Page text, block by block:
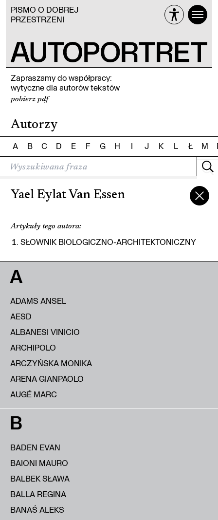
PISMO O DOBREJ
PRZESTRZENI
Zapraszamy do współpracy:
wytyczne dla autorów tekstów
pobierz pdf
Autorzy
A B C D E F G H I J K L Ł M
Yael Eylat Van Essen
Artykuły tego autora:
SŁOWNIK BIOLOGICZNO-ARCHITEKTONICZNY
A
ADAMS ANSEL
AESD
ALBANESI VINICIO
ARCHIPOLO
ARCZYŃSKA MONIKA
ARENA GIANPAOLO
AUGÉ MARC
B
BADEN EVAN
BAIONI MAURO
BALBEK SŁAWA
BALLA REGINA
BANAŚ ALEKS